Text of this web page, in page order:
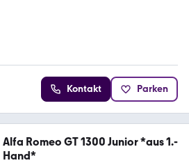
Kontakt Parken
Alfa Romeo GT 1300 Junior *aus 1.-
Hand*